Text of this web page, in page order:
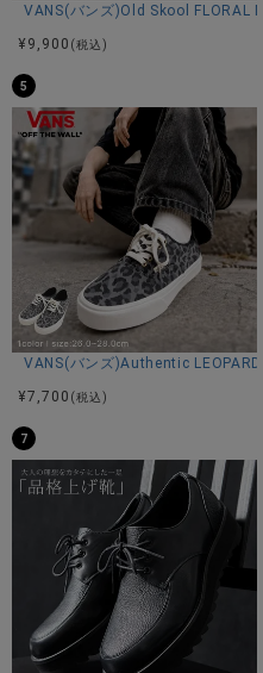
VANS(バンズ)Old Skool FLORAL
¥ 9,900 (税込)
5
VANS(バンズ)Authentic
¥7,700 (税込)
7